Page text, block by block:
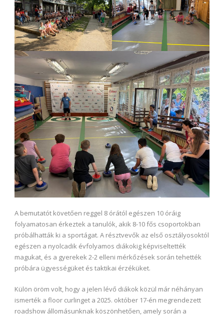
A bemutatót követően reggel 8 órától egészen 10 óráig
folyamatosan érkeztek a tanulók, akik 8-10 fős csoportokban
próbálhatták ki a sportágat. A résztvevők az első osztályosoktól
egészen a nyolcadik évfolyamos diákokig képviseltették
magukat, és a gyerekek 2-2 elleni mérkőzések során tehették
próbára ügyességüket és taktikai érzéküket.
Külön öröm volt, hogy a jelen lévő diákok közül már néhányan
ismerték a floor curlinget a 2025. október 17-én megrendezett
roadshow állomásunknak köszönhetően, amely során a